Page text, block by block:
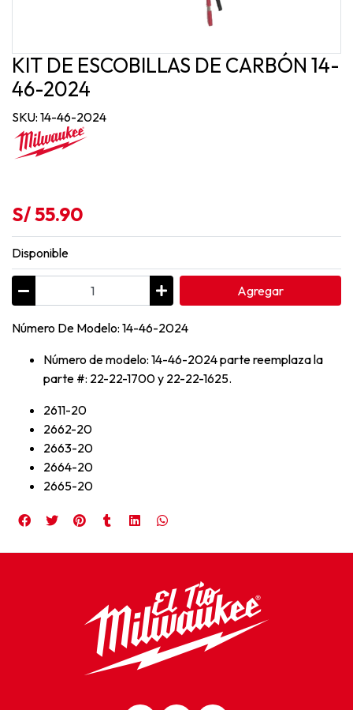
KIT DE ESCOBILLAS DE CARBÓN 14-
46-2024
SKU: 14-46-2024
S/ 55.90
Disponible
Agregar
Número De Modelo: 14-46-2024
Número de modelo: 14-46-2024 parte reemplaza la
parte #: 22-22-1700 y 22-22-1625.
2611-20
2662-20
2663-20
2664-20
2665-20